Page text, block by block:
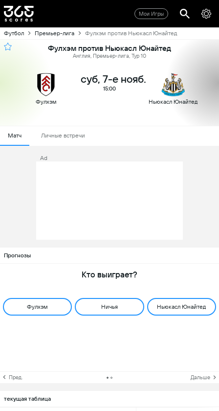
Мои Игры
Футбол Премьер-лига Фулхэм против Ньюкасл Юнайтед
Фулхэм против Ньюкасл Юнайтед
Англия, Премьер-лига, Тур 10
Фулхэм
суб, 7-е нояб.
15:00
Ньюкасл Юнайтед
Матч Личные встречи
Ad
Прогнозы
Кто выиграет?
Фулхэм Ничья Ньюкасл Юнайтед
Пред. Дальше
текущая таблица